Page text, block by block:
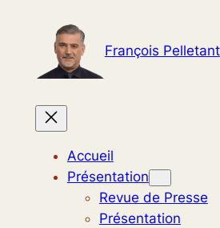
contenu
François Pelletant
Accueil
Présentation
Revue de Presse
Présentation